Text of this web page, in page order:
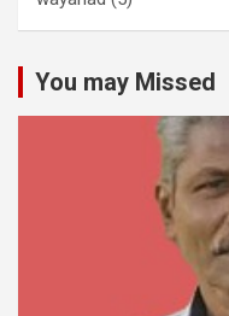
You may Missed